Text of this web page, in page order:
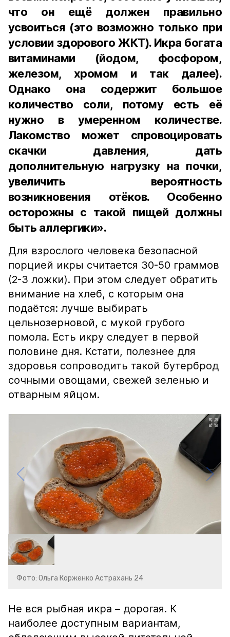
что он ещё должен правильно
усвоиться (это возможно только при
условии здорового ЖКТ). Икра богата
витаминами (йодом, фосфором,
железом, хромом и так далее).
Однако она содержит большое
количество соли, потому есть её
нужно в умеренном количестве.
Лакомство может спровоцировать
скачки давления, дать
дополнительную нагрузку на почки,
увеличить вероятность
возникновения отёков. Особенно
осторожны с такой пищей должны
быть аллергики».
Для взрослого человека безопасной
порцией икры считается 30-50 граммов
(2-3 ложки). При этом следует обратить
внимание на хлеб, с которым она
подаётся: лучше выбирать
цельнозерновой, с мукой грубого
помола. Есть икру следует в первой
половине дня. Кстати, полезнее для
здоровья сопроводить такой бутерброд
сочными овощами, свежей зеленью и
отварным яйцом.
Фото: Ольга Корженко Астрахань 24
Не вся рыбная икра – дорогая. К
наиболее доступным вариантам,